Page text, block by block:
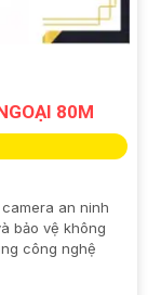
80M
camera an ninh
bảo vệ không
công nghệ